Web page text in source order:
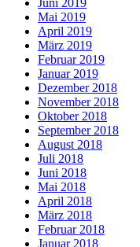
Juni 2019
Mai 2019
April 2019
März 2019
Februar 2019
Januar 2019
Dezember 2018
November 2018
Oktober 2018
September 2018
August 2018
Juli 2018
Juni 2018
Mai 2018
April 2018
März 2018
Februar 2018
Januar 2018